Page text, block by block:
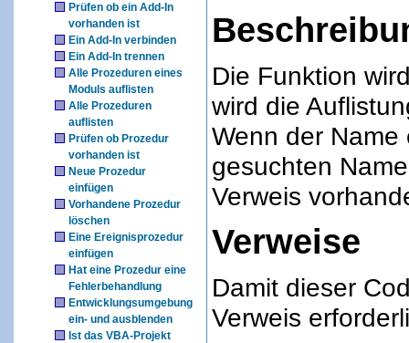
Prüfen ob ein Add-In
vorhanden ist
Ein Add-In verbinden
Ein Add-In trennen
Alle Prozeduren eines
Moduls auflisten
Alle Prozeduren
auflisten
Prüfen ob Prozedur
vorhanden ist
Neue Prozedur
einfügen
Vorhandene Prozedur
löschen
Eine Ereignisprozedur
einfügen
Hat eine Prozedur eine
Fehlerbehandlung
Entwicklungsumgebung
ein- und ausblenden
Ist das VBA-Projekt
Die Funktion
wird die
Wenn der Name
gesuchten
Verweis
Verweise
Damit dieser
Verweis